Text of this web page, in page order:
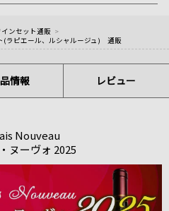
インセット通販 >
(ラピエール、ルシャルージュ) 通販
情報 レビュー
Nouveau
ヌーヴォ 2025